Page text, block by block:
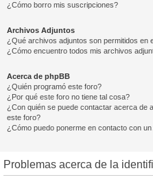
¿Cómo borro mis suscripciones?
Archivos Adjuntos
¿Qué archivos adjuntos son permitidos en
¿Cómo encuentro todos mis archivos
Acerca de phpBB
¿Quién programó este foro?
¿Por qué este foro no tiene tal cosa?
¿Con quién se puede contactar acerca de
este foro?
¿Cómo puedo ponerme en contacto con
Problemas acerca de la